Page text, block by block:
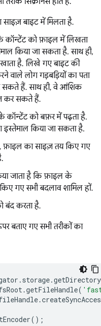
बाइट में मिलता है.
को फ़ाइल में लिखता
किया जा सकता है. साथ ही,
है. लिखे गए बाइट की
वाले लोग गड़बड़ियों का पता
हैं. साथ ही, वे आंशिक
कर सकते हैं.
को बफ़र में पढ़ता है.
किया जा सकता है.
फ़ाइल का साइज़ तय किए गए
जाता है कि फ़ाइल के
गए सभी बदलाव शामिल हों.
बंद करता है.
बताए गए सभी तरीकों का
. storage.getDirectory
.getFileHandle(
.
();